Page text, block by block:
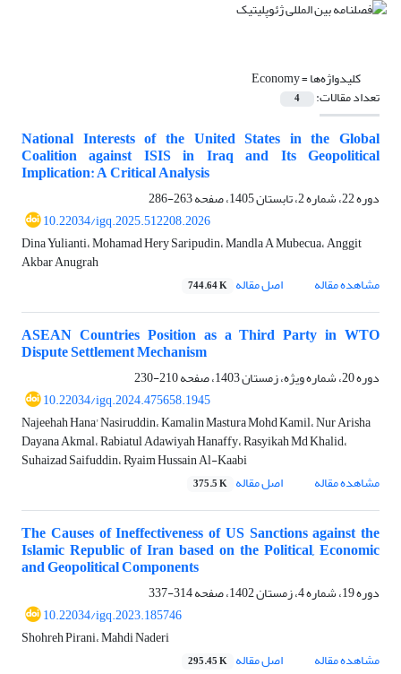
کلیدواژه‌ها =Economy
تعداد مقالات: 4
National Interests of the United States in the Global
Coalition against ISIS in Iraq and Its Geopolitical
Implication: A Critical Analysis
دوره 22، شماره 2، تابستان 1405، صفحه
263-286
10.22034/igq.2025.512208.2026
Dina Yulianti، Mohamad Hery Saripudin، Mandla A Mubecua، Anggit
Akbar Anugrah
مشاهده مقاله
اصل مقاله 744.64 K
ASEAN Countries Position as a Third Party in WTO
Dispute Settlement Mechanism
دوره 20، شماره ویژه، زمستان 1403، صفحه
210-230
10.22034/igq.2024.475658.1945
Najeehah Hana' Nasiruddin، Kamalin Mastura Mohd Kamil، Nur Arisha
Dayana Akmal، Rabiatul Adawiyah Hanaffy، Rasyikah Md Khalid،
Suhaizad Saifuddin، Ryaim Hussain Al-Kaabi
مشاهده مقاله
اصل مقاله 375.5 K
The Causes of Ineffectiveness of US Sanctions against the
Islamic Republic of Iran based on the Political, Economic
and Geopolitical Components
دوره 19، شماره 4، زمستان 1402، صفحه
314-337
10.22034/igq.2023.185746
Shohreh Pirani، Mahdi Naderi
مشاهده مقاله
اصل مقاله 295.45 K